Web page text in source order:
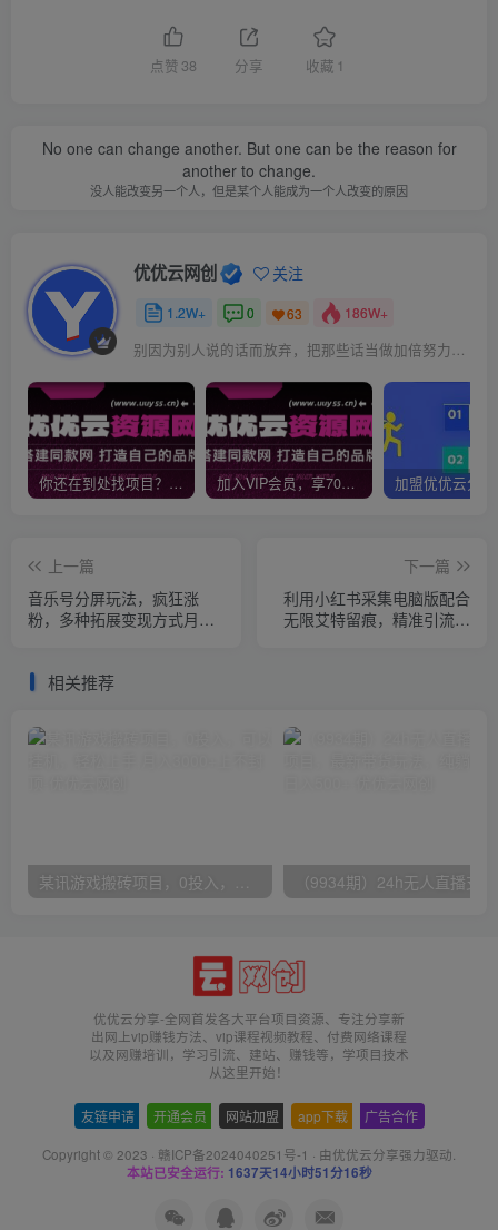
点赞 38 分享 收藏 1
No one can change another. But one can be the reason for
another to change.
没人能改变另一个人，但是某个人能成为一个人改变的原因
优优云网创 关注
1.2W+ 0 63 186W+
别因为别人说的话而放弃，把那些话当做加倍努力的动力
你还在到处找项目？还在当韭菜？我靠网创资源站一个月收入5万+，曾经我也是个失败者。 加入VIP会员，享70%的推广提成，免费学习多种网上创业课程，菜鸟秒变大神！
上一篇
音乐号分屏玩法，疯狂涨
粉，多种拓展变现方式月收
下一篇
利用小红书采集电脑版配合
无限艾特留痕，精准引流，
相关推荐
优优云分享-全网首发各大平台项目资源、专注分享新
出网上vip赚钱方法、vip课程视频教程、付费网络课程
以及网赚培训，学习引流、建站、赚钱等，学项目技术
从这里开始！
友链申请 开通会员 网站加盟 app下载 广告合作
Copyright © 2023 · 赣ICP备2024040251号-1 · 由优优云分享强力驱动.
本站已安全运行: 1637天14小时51分16秒